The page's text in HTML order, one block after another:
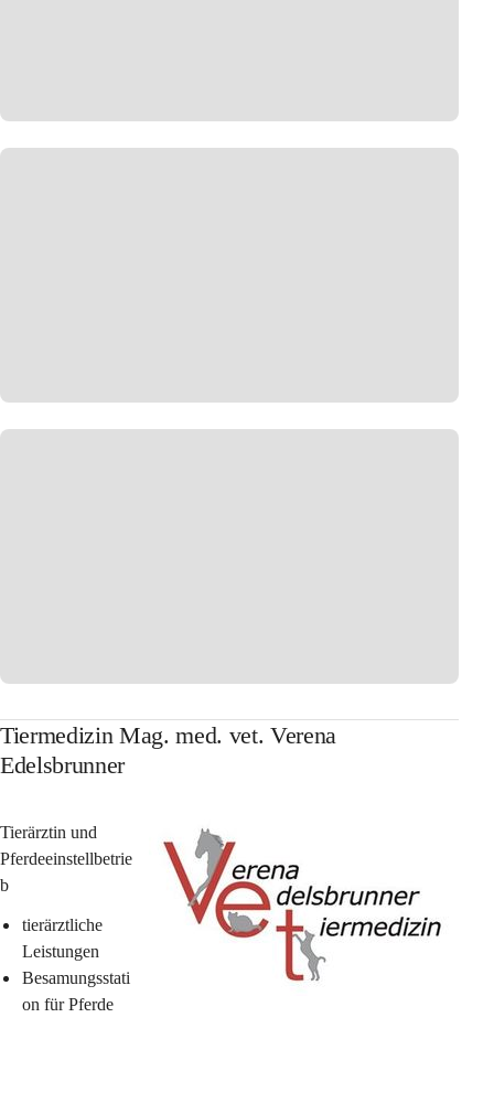
Tiermedizin Mag. med. vet. Verena
Edelsbrunner
Tierärztin und
Pferdeeinstellbetrie
b
tierärztliche
Leistungen
Besamungsstati
on für Pferde